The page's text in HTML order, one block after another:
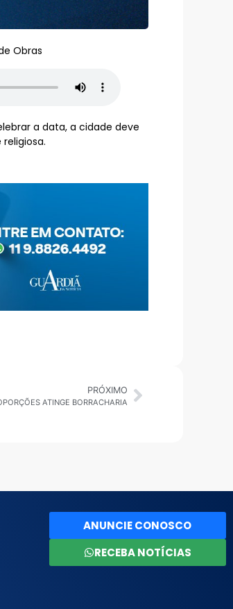
Obras
a data, a cidade deve
PRÓXIMO
ATINGE BORRACHARIA
ANUNCIE CONOSCO
RECEBA NOTÍCIAS